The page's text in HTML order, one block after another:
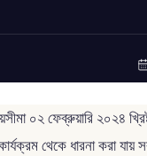
০২ ফেব্রুয়ারি ২০২৪
থেকে ধারনা করা